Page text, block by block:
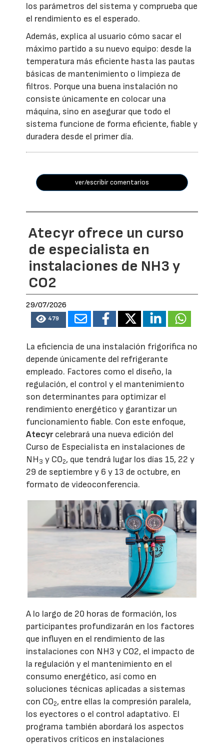
los parámetros del sistema y comprueba que
el rendimiento es el esperado.
Además, explica al usuario cómo sacar el
máximo partido a su nuevo equipo: desde la
temperatura más eficiente hasta las pautas
básicas de mantenimiento o limpieza de
filtros. Porque una buena instalación no
consiste únicamente en colocar una
máquina, sino en asegurar que todo el
sistema funcione de forma eficiente, fiable y
duradera desde el primer día.
ver/escribir comentarios
Atecyr ofrece un curso
de especialista en
instalaciones de NH3 y
CO2
29/07/2026
479
La eficiencia de una instalación frigorífica no
depende únicamente del refrigerante
empleado. Factores como el diseño, la
regulación, el control y el mantenimiento
son determinantes para optimizar el
rendimiento energético y garantizar un
funcionamiento fiable. Con este enfoque,
Atecyrcelebrará una nueva edición del
Curso de Especialista en instalaciones de
NH3 y CO2, que tendrá lugar los días 15, 22 y
29 de septiembre y 6 y 13 de octubre, en
formato de videoconferencia.
A lo largo de 20 horas de formación, los
participantes profundizarán en los factores
que influyen en el rendimiento de las
instalaciones con NH3 y CO2, el impacto de
la regulación y el mantenimiento en el
consumo energético, así como en
soluciones técnicas aplicadas a sistemas
con CO2, entre ellas la compresión paralela,
los eyectores o el control adaptativo. El
programa también abordará los aspectos
operativos críticos en instalaciones